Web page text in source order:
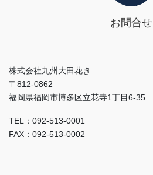
お問合せ
株式会社九州大田花き
〒812-0862
福岡県福岡市博多区立花寺1丁目6-35
TEL：092-513-0001
FAX：092-513-0002